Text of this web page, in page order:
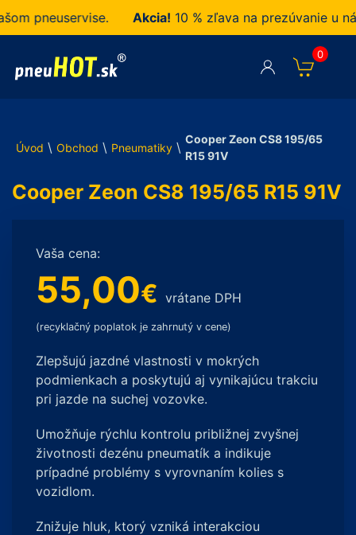
pneuservise. Akcia!10 % zľava na prezúvanie u nás
0
Úvod \ Obchod \ Pneumatiky \
Cooper Zeon CS8 195/65
R15 91V
Cooper Zeon CS8 195/65 R15 91V
Vaša cena:
55,00€ vrátane DPH
(recyklačný poplatok je zahrnutý v cene)
Zlepšujú jazdné vlastnosti v mokrých
podmienkach a poskytujú aj vynikajúcu trakciu
pri jazde na suchej vozovke.
Umožňuje rýchlu kontrolu približnej zvyšnej
životnosti dezénu pneumatík a indikuje
prípadné problémy s vyrovnaním kolies s
vozidlom.
Znižuje hluk, ktorý vzniká interakciou